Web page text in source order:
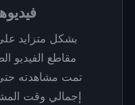
مقاطع الفيديو
تمت مشاهدته حتى